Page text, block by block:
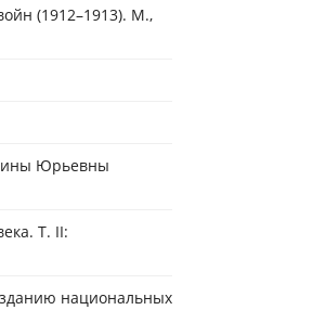
(1912–1913). М.,
Юрьевны
Т. II:
национальных